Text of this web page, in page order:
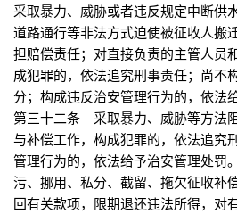
采取暴力、威胁或者违反规定中断供
道路通行等非法方式迫使被征收人搬
担赔偿责任；对直接负责的主管人员
成犯罪的，依法追究刑事责任；尚不
分；构成违反治安管理行为的，依
第三十二条 采取暴力、威胁等方法
与补偿工作，构成犯罪的，依法追究
管理行为的，依法给予治安管理
污、挪用、私分、截留、拖欠征收补
回有关款项，限期退还违法所得，对